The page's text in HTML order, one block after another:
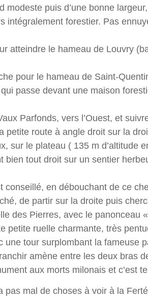
modeste puis d’une bonne
intégralement forestier. Pas
atteindre le hameau de Louvry
pour le hameau de Saint-
passe devant une maison
Parfonds, vers l’Ouest, et
petite route à angle droit sur la
sur le plateau ( 135 m d’altitude
bien tout droit sur un sentier
conseillé, en débouchant de ce
de partir sur la droite puis
des Pierres, avec le panonceau
petite ruelle charmante, très
une tour surplombant la fameuse
amène entre les deux bras
aux morts milonais et c’est
pas mal de choses à voir à la